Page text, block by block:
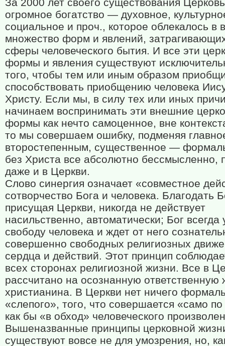
огромное богатство — духовное,
социальное и проч., которое облекалось в
множество форм и явлений,
сферы человеческого бытия. И все эти
формы и явления существуют
того, чтобы тем или иным образом
способствовать приобщению человека
Христу. Если мы, в силу тех или иных
начинаем воспринимать эти внешние
формы как нечто самоценное, вне
то мы совершаем ошибку, подменяя
второстепенным, существенное —
без Христа все абсолютно бессмысленно,
даже и в Церкви.
Слово синергия означает «совместное
сотворчество Бога и человека. Благодать
присущая Церкви, никогда не действует
насильственно, автоматически; Бог всегда
свободу человека и ждет от него
совершенно свободных религиозных
сердца и действий. Этот принцип
всех сторонах религиозной жизни. Все в
рассчитано на осознанную ответственную
христианина. В Церкви нет ничего
«слепого», того, что совершается «само
как бы «в обход» человеческого
Вышеназванные принципы церковной
существуют вовсе не для умозрения, но,